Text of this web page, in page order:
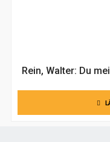
Rein, Walter: Du